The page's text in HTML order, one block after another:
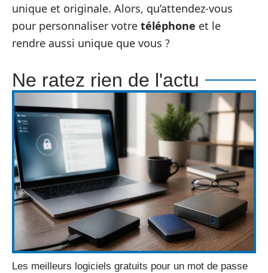
unique et originale. Alors, qu’attendez-vous
pour personnaliser votre téléphone et le
rendre aussi unique que vous ?
Ne ratez rien de l'actu
Les meilleurs logiciels gratuits pour un mot de passe